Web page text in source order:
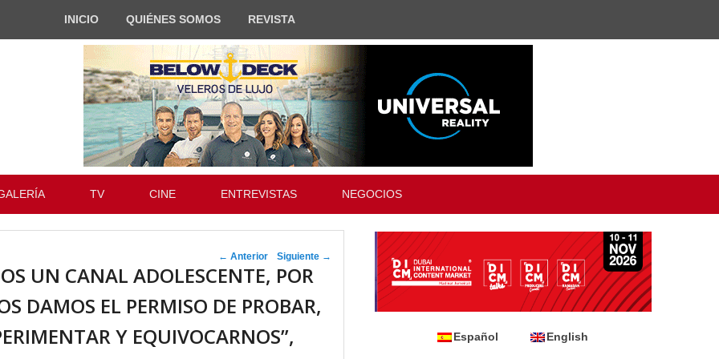
INICIO QUIÉNES SOMOS REVISTA
TV CINE ENTREVISTAS NEGOCIOS
Navegador de
artículos
← Anterior Siguiente →
UN CANAL ADOLESCENTE, POR
DAMOS EL PERMISO DE PROBAR,
Y EQUIVOCARNOS”,
Español English